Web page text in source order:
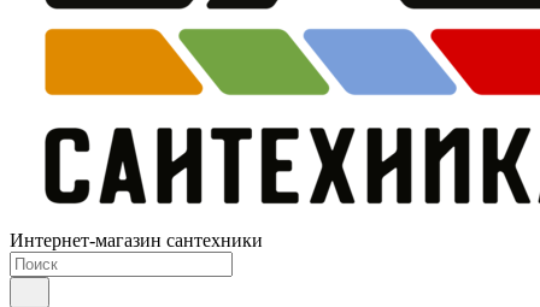
Интернет-магазин сантехники